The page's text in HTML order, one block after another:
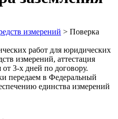
измерений > Поверка
работ для юридических
измерений, аттестация
3-х дней по договору.
передаем в Федеральный
единства измерений